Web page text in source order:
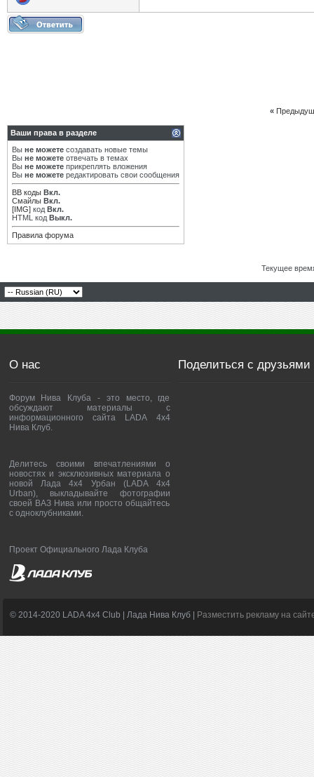
«
Ваши права в разделе
Вы не можете создавать новые темы
Вы не можете отвечать в темах
Вы не можете прикреплять вложения
Вы не можете редактировать свои сообщения
BB коды Вкл.
Смайлы Вкл.
[IMG] код Вкл.
HTML код Выкл.
Правила форума
Текущее
О нас
Форум Нива Клуба - это место, где
обсуждают материалы с
информационного сайта LADA 4x4
Нива Клуб.
Делитесь своими впечатлениями о
новостях и эксклюзивных материала о
новой Лада 4х4 Урбан (LADA 4x4
Urban), выкладывайте фотографии
своей ВАЗ Нива или просто общайтесь
с одноклубниками.
Проект Официального Лада Клуба
Поделиться с друзьями
© 2014-2020 LADA 4x4 Club | Лада Нива Клуб | Разместить рекламу на